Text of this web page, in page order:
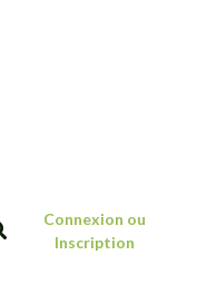
Connexion ou
Inscription